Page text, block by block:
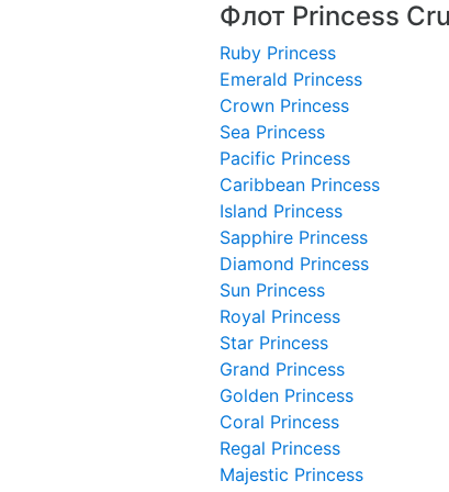
Флот Princess
Ruby Princess
Emerald Princess
Crown Princess
Sea Princess
Pacific Princess
Caribbean Princess
Island Princess
Sapphire Princess
Diamond Princess
Sun Princess
Royal Princess
Star Princess
Grand Princess
Golden Princess
Coral Princess
Regal Princess
Majestic Princess